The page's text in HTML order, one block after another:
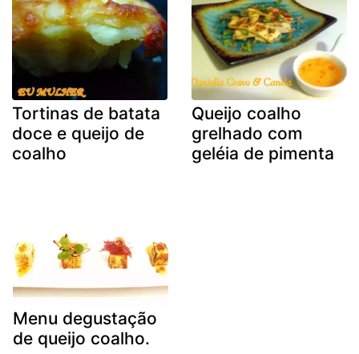
Tortinas de batata
doce e queijo de
coalho
Queijo coalho
grelhado com
geléia de pimenta
Menu degustação
de queijo coalho.